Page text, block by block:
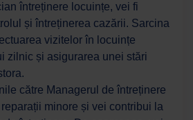
întreținere locuințe, vei fi
și întreținerea cazării. Sarcina
vizitelor în locuințe
zilnic și asigurarea unei stări
către Managerul de întreținere
minore și vei contribui la